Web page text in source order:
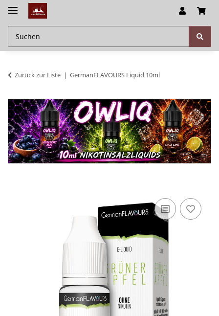
Zurück zur Liste GermanFLAVOURS Liquid 10ml